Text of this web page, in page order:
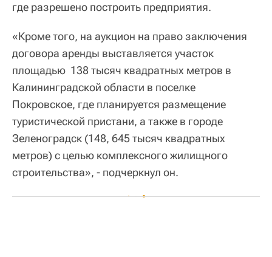
где разрешено построить предприятия.
«Кроме того, на аукцион на право заключения
договора аренды выставляется участок
площадью 138 тысяч квадратных метров в
Калининградской области в поселке
Покровское, где планируется размещение
туристической пристани, а также в городе
Зеленоградск (148, 645 тысяч квадратных
метров) с целью комплексного жилищного
строительства», - подчеркнул он.